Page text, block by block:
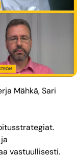
Mähkä, Sari
vastuullisesti.